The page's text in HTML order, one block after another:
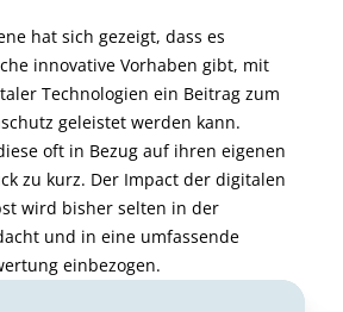
hat sich gezeigt, dass es
innovative Vorhaben gibt, mit
Technologien ein Beitrag zum
geleistet werden kann.
oft in Bezug auf ihren eigenen
zu kurz. Der Impact der digitalen
wird bisher selten in der
und in eine umfassende
einbezogen.